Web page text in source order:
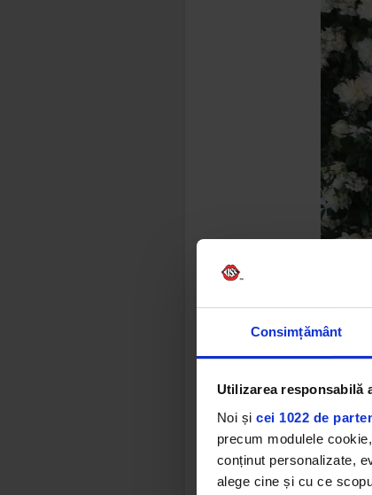
Consimțământ
Utilizarea responsabilă
Noi și cei 1022 de
precum modulele
conținut personalizate,
alege cine și cu ce